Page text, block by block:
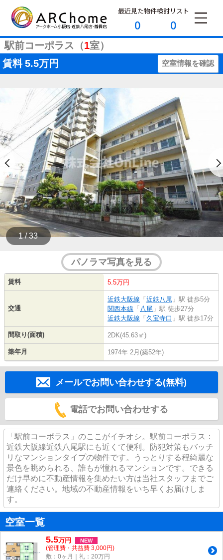
最近見た物件
0
検討リスト
0
駅前コーポラス（1室）
賃料 5.5万円 空室情報を確認
1 / 33
パノラマ写真を見る
賃料 5.5万円
交通
近鉄大阪線 「 近鉄八尾 」駅 徒歩5分
関西本線 「 八尾 」駅 徒歩27分
近鉄大阪線 「 久宝寺口 」駅 徒歩17分
間取り(面積) 2DK(45.63㎡)
築年月 1974年 2月(築52年)
メールでお問い合わせする(無料)
電話でお問い合わせする
「駅前コーポラス」のここがイチオシ。駅前コーポラス：
近鉄大阪線近鉄八尾駅にも近くて便利。防犯対策もバッチ
リなマンションタイプの物件です。うっとりする程綺麗な
景色を眺められる、誰もが憧れるマンションです。できる
だけ早めに不動産情報を集めたい方は当社スタッフまでご
連絡ください。地域の不動産情報をいち早くお届けしま
す。
空室一覧
5.5万円 NEW
(管理費・共益費 3,000円)
敷：0ヶ月｜礼：20万円